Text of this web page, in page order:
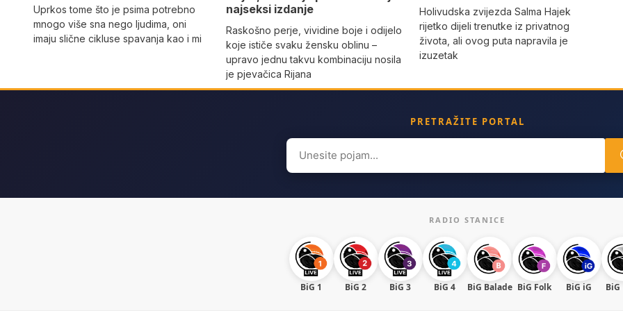
Uprkos tome što je psima potrebno
mnogo više sna nego ljudima, oni
imaju slične cikluse spavanja kao i mi
najseksi izdanje
Raskošno perje, vividine boje i odijelo
koje ističe svaku žensku oblinu –
upravo jednu takvu kombinaciju nosila
je pjevačica Rijana
Holivudska zvijezda Salma Hajek
rijetko dijeli trenutke iz privatnog
života, ali ovog puta napravila je
izuzetak
PRETRAŽITE PORTAL
Search
for:
RADIO STANICE
BiG 1 BiG 2 BiG 3 BiG 4 BiG Balade BiG Folk BiG iG BiG